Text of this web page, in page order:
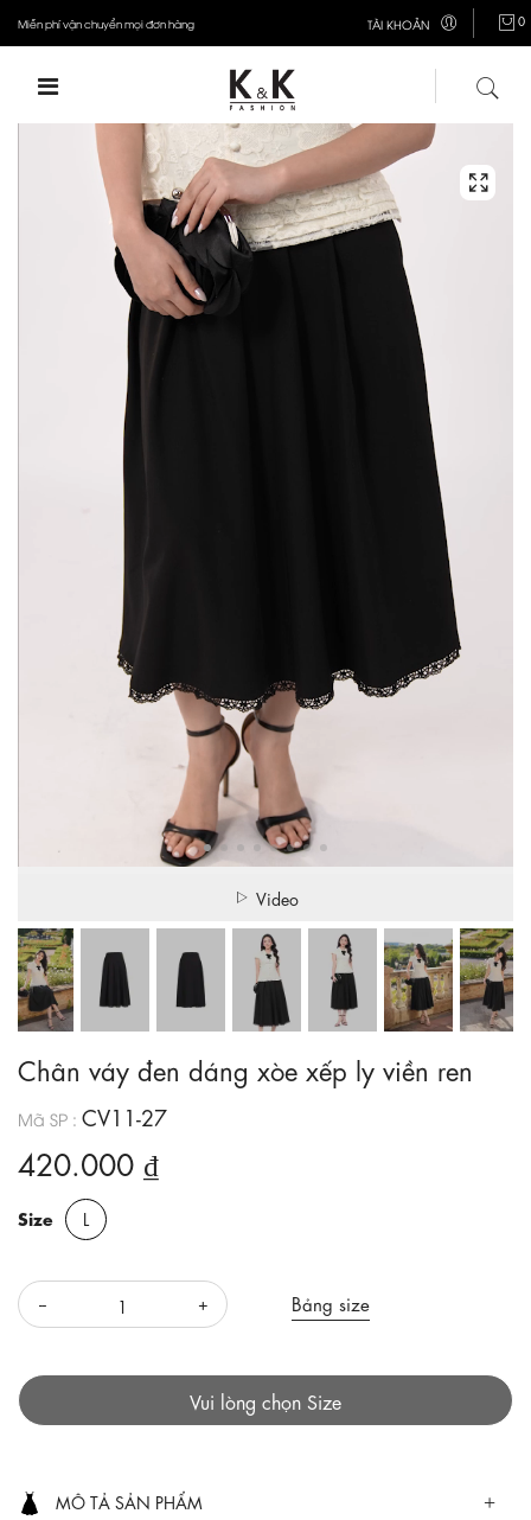
Miễn phí vận chuyển mọi đơn hàng TÀI KHOẢN 0
Video
Chân váy đen dáng xòe xếp ly viền ren
Mã SP : CV11-27
420.000 ₫
Size L
Bảng size
Vui lòng chọn Size
MÔ TẢ SẢN PHẨM